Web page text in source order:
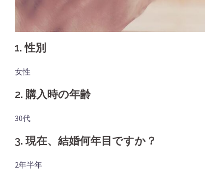
1. 性別
女性
2. 購入時の年齢
30代
3. 現在、結婚何年目ですか？
2年半年